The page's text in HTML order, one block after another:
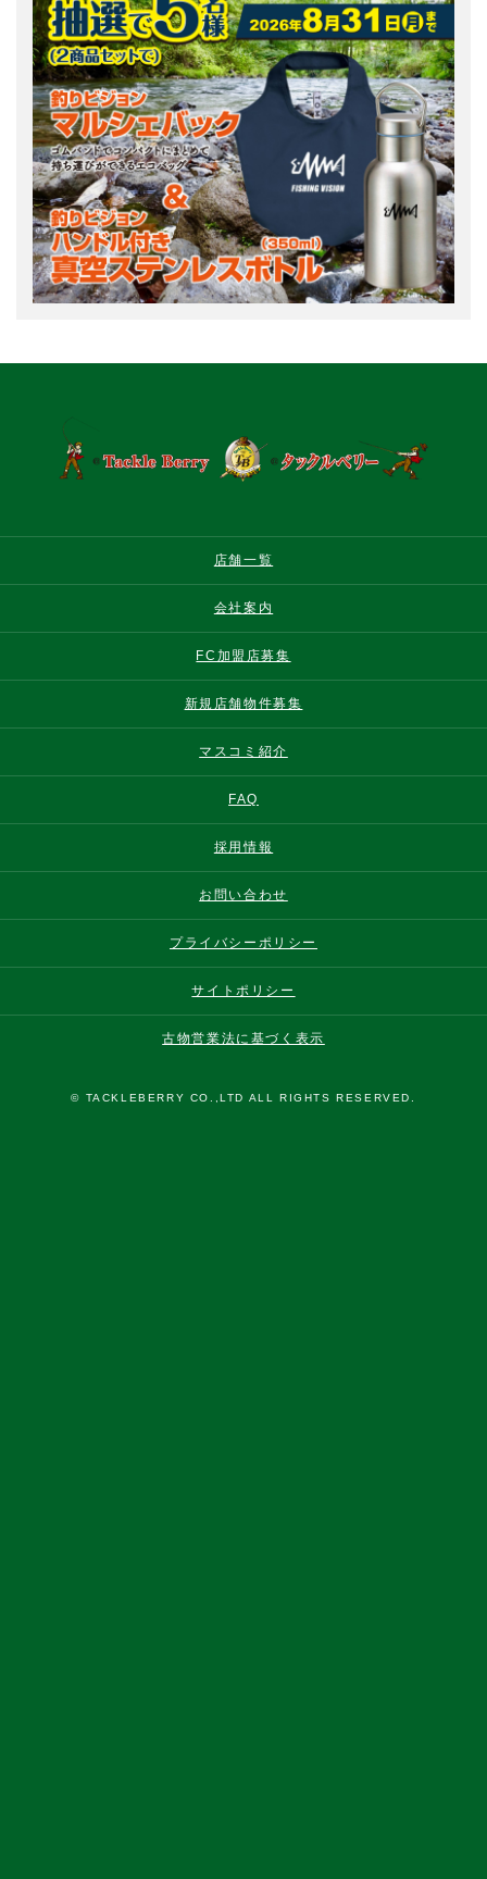
店舗一覧
会社案内
FC加盟店募集
新規店舗物件募集
マスコミ紹介
FAQ
採用情報
お問い合わせ
プライバシーポリシー
サイトポリシー
古物営業法に基づく表示
© TACKLEBERRY CO.,LTD ALL RIGHTS RESERVED.